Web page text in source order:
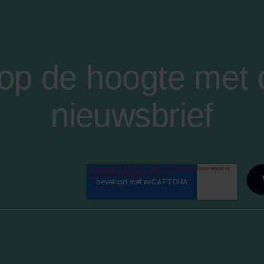
de hoogte met
nieuwsbrief